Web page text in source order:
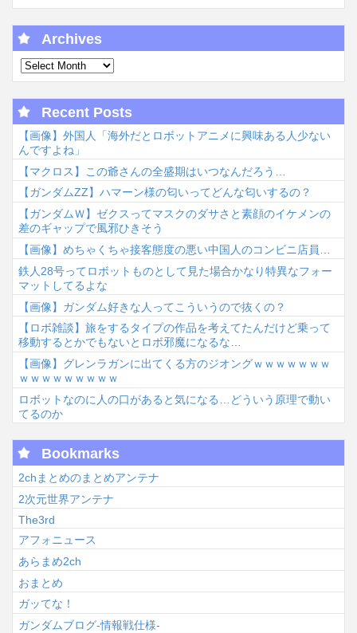
Archives
Recent Posts
【画像】外国人「海外だとロボットアニメに興味ある人少ない
んですよね」
【マクロス】この爺さんの全盛期はいつなんだろう…
【ガンダムΖΖ】ハマーン様の匂いってどんな匂いするの？
【ガンダムＷ】ゼクスってマスクのダサさと素顔のイケメンの
差のギャップで風邪ひきそう
【画像】めちゃくちゃ接客態度の悪い中国人のコンビニ店員…
鉄人28号ってロボットものとして見た場合かなり特異なフォー
マットしてるよな
【画像】ガンダム好きな人ってこういうので抜くの？
【ロボ雑談】旅をするタイプの作品を考えてたんだけど乗って
移動するとかでもないとロボ邪魔になるな…
【画像】グレンラガンに出てくる方のジオングｗｗｗｗｗｗｗ
ｗｗｗｗｗｗｗｗｗ
ロボットなのに人の口があると気になる…どういう原理で動い
てるのか
Bookmarks
2chまとめのまとめアンテナ
2次元世界アンテナ
The3rd
アフォニュース
あらまめ2ch
おまとめ
ガッてな！
ガンダムブログ-情報戦仕様-